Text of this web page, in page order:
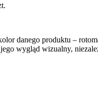
danego produktu –
wygląd wizualny,